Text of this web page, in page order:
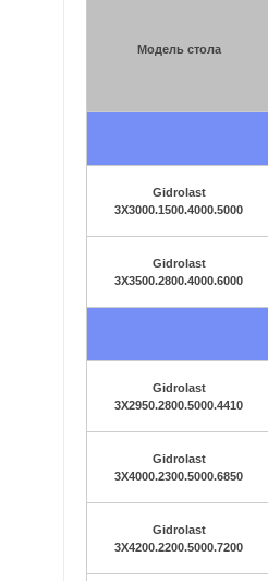
Модель стола
Gidrolast
3X3000.1500.4000.5000
Gidrolast
3X3500.2800.4000.6000
Gidrolast
3X2950.2800.5000.4410
Gidrolast
3X4000.2300.5000.6850
Gidrolast
3X4200.2200.5000.7200